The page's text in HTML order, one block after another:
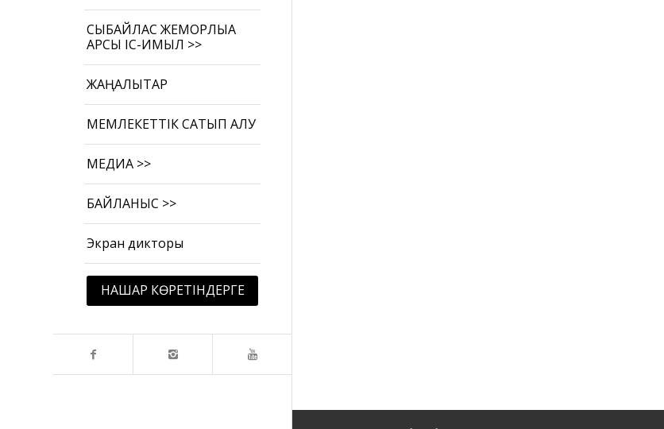
СЫБАЙЛАС ЖЕМҚОРЛЫҚҚА
ҚАРСЫ ІС-ҚИМЫЛ >>
ЖАҢАЛЫҚТАР
МЕМЛЕКЕТТІК САТЫП АЛУ
МЕДИА >>
БАЙЛАНЫС >>
Экран дикторы
НАШАР КӨРЕТІНДЕРГЕ